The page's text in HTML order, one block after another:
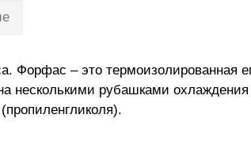
Форфас – это термоизолированная
несколькими рубашками